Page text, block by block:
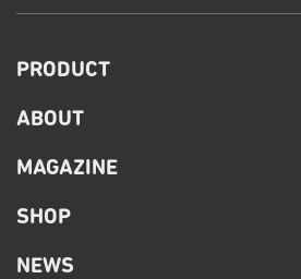
PRODUCT
ABOUT
MAGAZINE
SHOP
NEWS